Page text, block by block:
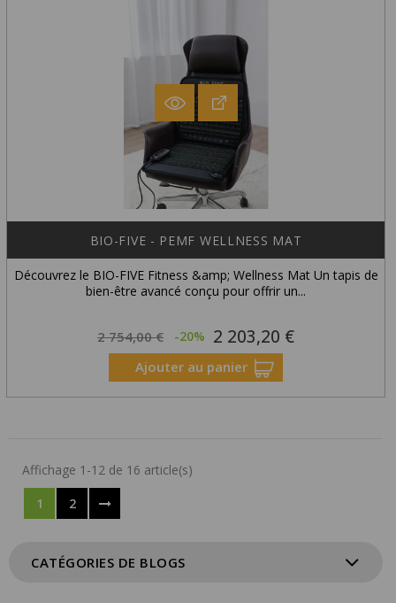
BIO-FIVE - PEMF WELLNESS MAT
Découvrez le BIO-FIVE Fitness &amp; Wellness Mat Un tapis de
bien-être avancé conçu pour offrir un...
Prix
habituel
2 754,00 € -20% Prix
2 203,20 €
Ajouter au panier
Affichage 1-12 de 16 article(s)
1
2
CATÉGORIES DE BLOGS